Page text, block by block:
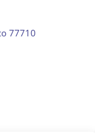
77710